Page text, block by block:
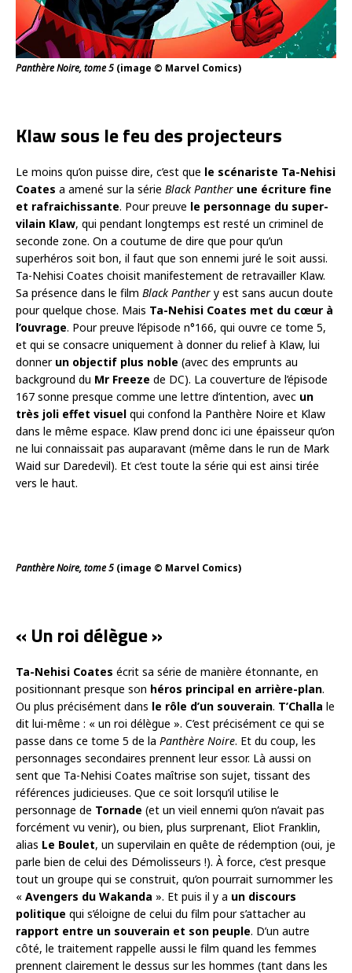
Panthère Noire, tome 5 (image © Marvel Comics)
Klaw sous le feu des projecteurs
Le moins qu’on puisse dire, c’est que le scénariste Ta-Nehisi
Coates a amené sur la série Black Panther une écriture fine
et rafraichissante. Pour preuve le personnage du super-
vilain Klaw, qui pendant longtemps est resté un criminel de
seconde zone. On a coutume de dire que pour qu’un
superhéros soit bon, il faut que son ennemi juré le soit aussi.
Ta-Nehisi Coates choisit manifestement de retravailler Klaw.
Sa présence dans le film Black Panther y est sans aucun doute
pour quelque chose. Mais Ta-Nehisi Coates met du cœur à
l’ouvrage. Pour preuve l’épisode n°166, qui ouvre ce tome 5,
et qui se consacre uniquement à donner du relief à Klaw, lui
donner un objectif plus noble (avec des emprunts au
background du Mr Freeze de DC). La couverture de l’épisode
167 sonne presque comme une lettre d’intention, avec un
très joli effet visuel qui confond la Panthère Noire et Klaw
dans le même espace. Klaw prend donc ici une épaisseur qu’on
ne lui connaissait pas auparavant (même dans le run de Mark
Waid sur Daredevil). Et c’est toute la série qui est ainsi tirée
vers le haut.
Panthère Noire, tome 5 (image © Marvel Comics)
« Un roi délègue »
Ta-Nehisi Coates écrit sa série de manière étonnante, en
positionnant presque son héros principal en arrière-plan.
Ou plus précisément dans le rôle d’un souverain. T’Challa le
dit lui-même : « un roi délègue ». C’est précisément ce qui se
passe dans ce tome 5 de la Panthère Noire. Et du coup, les
personnages secondaires prennent leur essor. Là aussi on
sent que Ta-Nehisi Coates maîtrise son sujet, tissant des
références judicieuses. Que ce soit lorsqu’il utilise le
personnage de Tornade (et un vieil ennemi qu’on n’avait pas
forcément vu venir), ou bien, plus surprenant, Eliot Franklin,
alias Le Boulet, un supervilain en quête de rédemption (oui, je
parle bien de celui des Démolisseurs !). À force, c’est presque
tout un groupe qui se construit, qu’on pourrait surnommer les
« Avengers du Wakanda ». Et puis il y a un discours
politique qui s’éloigne de celui du film pour s’attacher au
rapport entre un souverain et son peuple. D’un autre
côté, le traitement rappelle aussi le film quand les femmes
prennent clairement le dessus sur les hommes (tant dans les